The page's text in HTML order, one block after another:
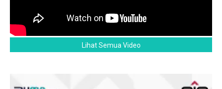
Lihat Semua Video